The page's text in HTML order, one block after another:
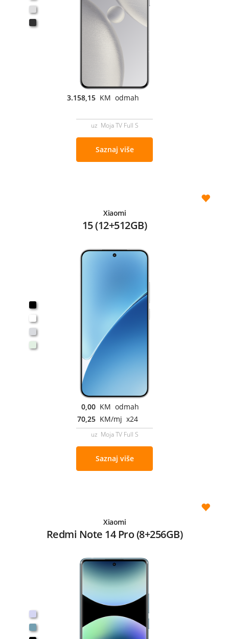
3.158,15 KM odmah
uz Moja TV Full S
Saznaj više
Xiaomi
15 (12+512GB)
0,00 KM odmah
70,25 KM/mj x24
uz Moja TV Full S
Saznaj više
Xiaomi
Redmi Note 14 Pro (8+256GB)